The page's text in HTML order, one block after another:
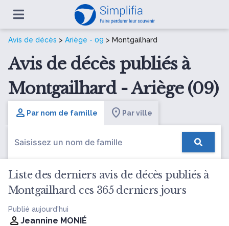
Avis de décès > Ariège - 09 > Montgailhard
Avis de décès publiés à
Montgailhard - Ariège (09)
Par nom de famille Par ville
Liste des derniers avis de décès publiés à
Montgailhard ces 365 derniers jours
Publié aujourd'hui
Jeannine MONIÉ